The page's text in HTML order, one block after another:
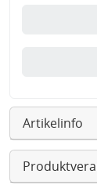
Artikelinfo